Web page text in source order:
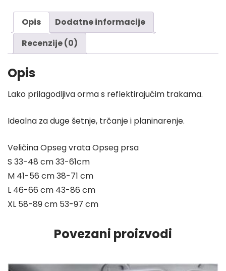
,
0
Opis
Dodatne informacije
Recenzije (0)
Opis
Lako prilagodljiva orma s reflektirajućim trakama.
Idealna za duge šetnje, trčanje i planinarenje.
Veličina Opseg vrata Opseg prsa
S 33-48 cm 33-61cm
M 41-56 cm 38-71 cm
L 46-66 cm 43-86 cm
XL 58-89 cm 53-97 cm
Povezani proizvodi